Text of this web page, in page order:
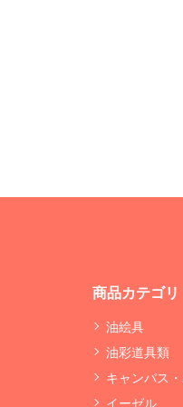
商品カテゴリ
油絵具
油彩道具類
キャンバス
イーゼル